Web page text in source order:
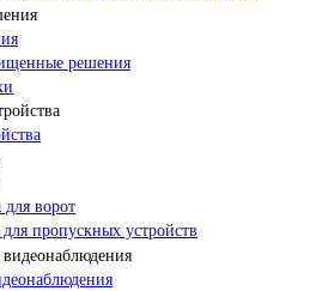
решения
ворот
пропускных устройств